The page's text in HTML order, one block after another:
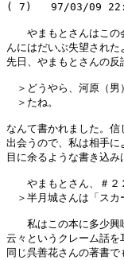
( 7)   97/03/09
やまもとさんはこの
んにはだいぶ失望され
先日、やまもとさんの反
＞どうやら、河原（男
＞たね。
なんて書かれました。
出会うので、私は相手
目に余るような書き込み
やまもとさん、＃２
＞半月城さんは「スカ
私はこの本に多少興
云々というクレーム話
同じ呉善花さんの著書